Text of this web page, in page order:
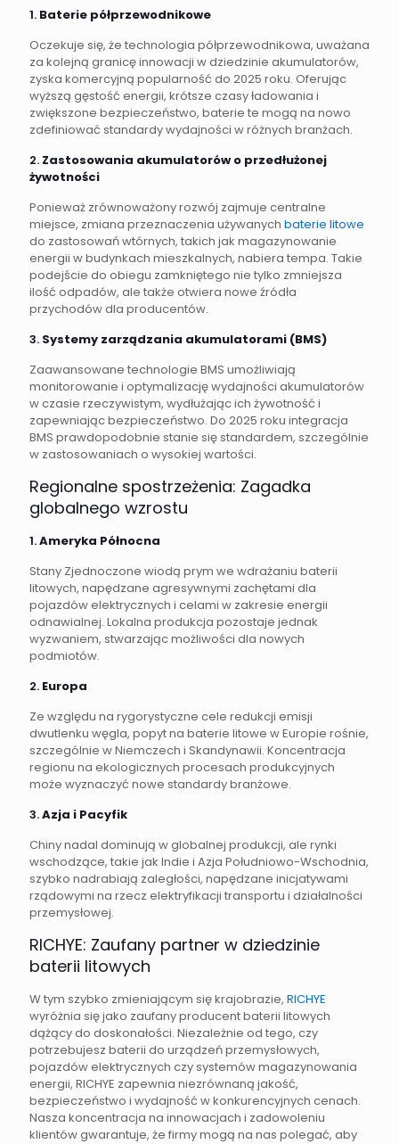
1. Baterie półprzewodnikowe
Oczekuje się, że technologia półprzewodnikowa, uważana
za kolejną granicę innowacji w dziedzinie akumulatorów,
zyska komercyjną popularność do 2025 roku. Oferując
wyższą gęstość energii, krótsze czasy ładowania i
zwiększone bezpieczeństwo, baterie te mogą na nowo
zdefiniować standardy wydajności w różnych branżach.
2. Zastosowania akumulatorów o przedłużonej
żywotności
Ponieważ zrównoważony rozwój zajmuje centralne
miejsce, zmiana przeznaczenia używanych baterie litowe
do zastosowań wtórnych, takich jak magazynowanie
energii w budynkach mieszkalnych, nabiera tempa. Takie
podejście do obiegu zamkniętego nie tylko zmniejsza
ilość odpadów, ale także otwiera nowe źródła
przychodów dla producentów.
3. Systemy zarządzania akumulatorami (BMS)
Zaawansowane technologie BMS umożliwiają
monitorowanie i optymalizację wydajności akumulatorów
w czasie rzeczywistym, wydłużając ich żywotność i
zapewniając bezpieczeństwo. Do 2025 roku integracja
BMS prawdopodobnie stanie się standardem, szczególnie
w zastosowaniach o wysokiej wartości.
Regionalne spostrzeżenia: Zagadka
globalnego wzrostu
1.Ameryka Północna
Stany Zjednoczone wiodą prym we wdrażaniu baterii
litowych, napędzane agresywnymi zachętami dla
pojazdów elektrycznych i celami w zakresie energii
odnawialnej. Lokalna produkcja pozostaje jednak
wyzwaniem, stwarzając możliwości dla nowych
podmiotów.
2. Europa
Ze względu na rygorystyczne cele redukcji emisji
dwutlenku węgla, popyt na baterie litowe w Europie rośnie,
szczególnie w Niemczech i Skandynawii. Koncentracja
regionu na ekologicznych procesach produkcyjnych
może wyznaczyć nowe standardy branżowe.
3.Azja i Pacyfik
Chiny nadal dominują w globalnej produkcji, ale rynki
wschodzące, takie jak Indie i Azja Południowo-Wschodnia,
szybko nadrabiają zaległości, napędzane inicjatywami
rządowymi na rzecz elektryfikacji transportu i działalności
przemysłowej.
RICHYE: Zaufany partner w dziedzinie
baterii litowych
W tym szybko zmieniającym się krajobrazie, RICHYE
wyróżnia się jako zaufany producent baterii litowych
dążący do doskonałości. Niezależnie od tego, czy
potrzebujesz baterii do urządzeń przemysłowych,
pojazdów elektrycznych czy systemów magazynowania
energii, RICHYE zapewnia niezrównaną jakość,
bezpieczeństwo i wydajność w konkurencyjnych cenach.
Nasza koncentracja na innowacjach i zadowoleniu
klientów gwarantuje, że firmy mogą na nas polegać, aby